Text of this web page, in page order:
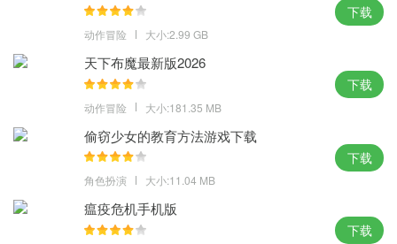
手并且有很多奖励
3、所有活动全在一起方便查找参与，让玩家们不在苦苦寻找最新活
动
4、不用自己寻找活动自动领取最新活动道具，批量签到功能更是懒
这是一个神奇的助手，可以帮你解决很多的游戏问题。有了cf活动助
手一键领取最新版 就不用担心会再错过什么惊喜的大礼包没领取
了，有活动都能第一时间通知你。
动作冒险 大小:2.99 GB
下载
天下布魔最新版2026
动作冒险 大小:181.35 MB
下载
偷窃少女的教育方法游戏下载
角色扮演 大小:11.04 MB
下载
瘟疫危机手机版
下载